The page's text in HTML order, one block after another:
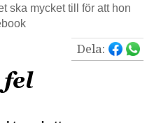
ska mycket till för att hon
Dela: